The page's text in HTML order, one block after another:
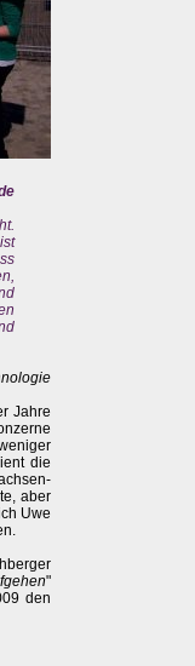
Jahre
die
aber
Uwe
"
den